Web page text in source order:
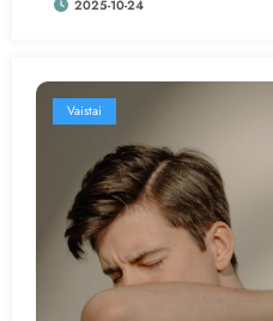
2025-10-24
Vaistai